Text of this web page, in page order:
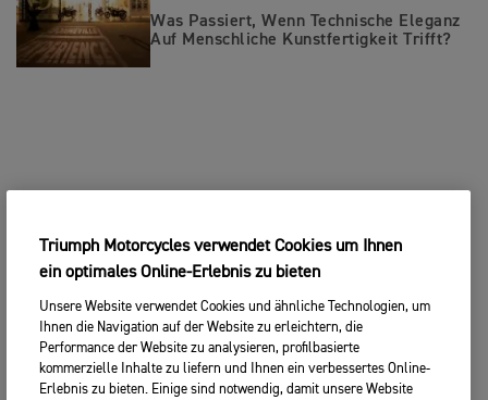
Was Passiert, Wenn Technische Eleganz
Auf Menschliche Kunstfertigkeit Trifft?
Triumph Motorcycles verwendet Cookies um Ihnen
ein optimales Online-Erlebnis zu bieten
Unsere Website verwendet Cookies und ähnliche Technologien, um
Ihnen die Navigation auf der Website zu erleichtern, die
Performance der Website zu analysieren, profilbasierte
kommerzielle Inhalte zu liefern und Ihnen ein verbessertes Online-
Erlebnis zu bieten. Einige sind notwendig, damit unsere Website